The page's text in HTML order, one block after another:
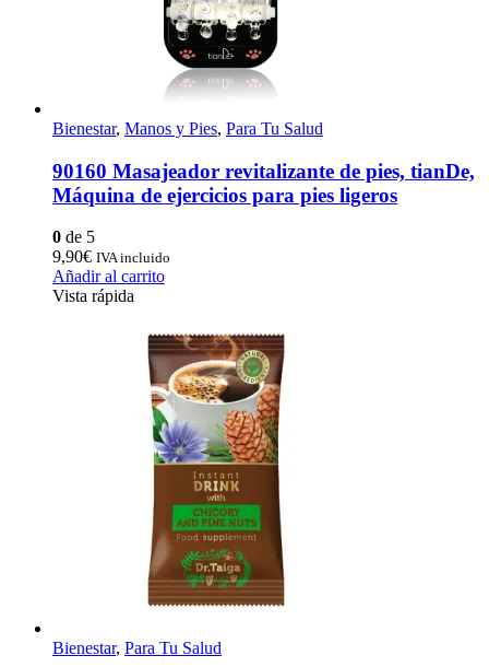
Bienestar, Manos y Pies, Para Tu Salud
90160 Masajeador revitalizante de pies, tianDe,
Máquina de ejercicios para pies ligeros
0 de 5
9,90€ IVA incluido
Añadir al carrito
Vista rápida
Bienestar, Para Tu Salud